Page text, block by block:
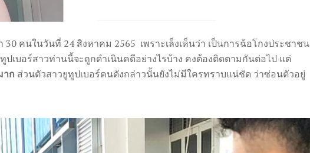
30 คนในวันที่ 24 สิงหาคม 2565 เพราะเล็งเห็นว่า เป็นการฉ้อโกงประชาชน
เบอร์สาวท่านนี้จะถูกดำเนินคดีอย่างไรบ้าง คงต้องติดตามกันต่อไป แต่
าก ส่วนตัวสาวยูทูปเบอร์คนดังกล่าวนั้นยังไม่มีใครทราบแน่ชัด ว่าซ่อนตัวอยู่